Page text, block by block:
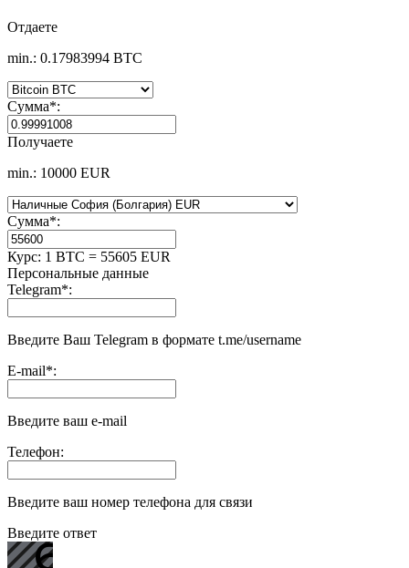
Отдаете
min.: 0.17983994 BTC
Сумма*:
Получаете
min.: 10000 EUR
Сумма*:
Курс: 1 BTC = 55605 EUR
Персональные данные
Telegram*:
Введите Ваш Telegram в формате t.me/username
E-mail*:
Введите ваш e-mail
Телефон:
Введите ваш номер телефона для связи
Введите ответ